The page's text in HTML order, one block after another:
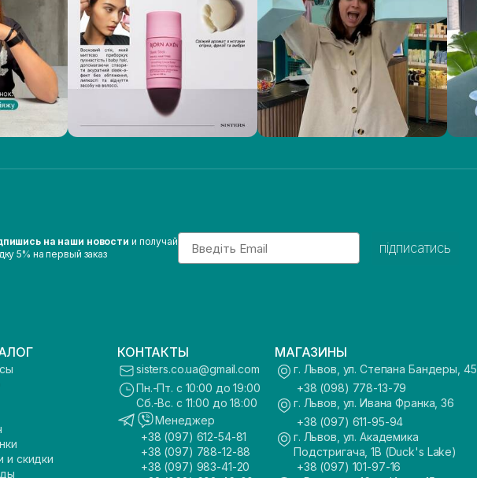
на наши новости и получай
5% на первый заказ
Email
підписатись
и скидки
КОНТАКТЫ
sisters.co.ua@gmail.com
Пн.-Пт. с 10:00 до 19:00
Сб.-Вс. с 11:00 до 18:00
Менеджер
+38 (097) 612-54-81
+38 (097) 788-12-88
+38 (097) 983-41-20
МАГАЗИНЫ
г. Львов, ул. Степана Бандеры, 45
+38 (098) 778-13-79
г. Львов, ул. Ивана Франка, 36
+38 (097) 611-95-94
г. Львов, ул. Академика
Подстригача, 1В (Duck's Lake)
+38 (097) 101-97-16